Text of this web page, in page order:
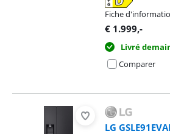
Fiche
s'ouvre dans un nouvel onglet
€ 1.999,-
Livré
Comparer
LG